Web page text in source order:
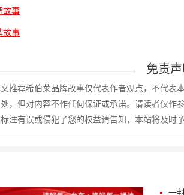
故事
故事
免责
推荐希伯莱品牌故事仅代表作者观点，不代表
，但对内容不作任何保证或承诺。请读者仅作
注有误或侵犯了您的权益请告知，本站将及时